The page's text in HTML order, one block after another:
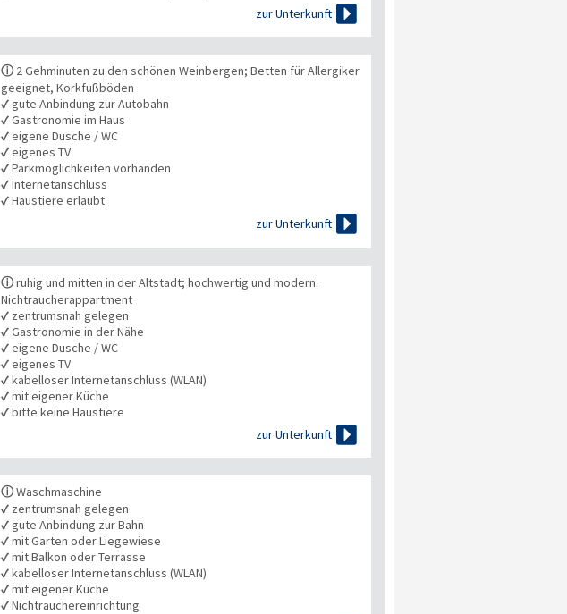
zur Unterkunft 
ⓘ 2 Gehminuten zu den schönen Weinbergen; Betten für Allergiker
geeignet, Korkfußböden
✓gute Anbindung zur Autobahn
✓Gastronomie im Haus
✓eigene Dusche / WC
✓eigenes TV
✓Parkmöglichkeiten vorhanden
✓Internetanschluss
✓Haustiere erlaubt
zur Unterkunft

ⓘruhig und mitten in der Altstadt; hochwertig und modern.
Nichtraucherappartment
✓ zentrumsnah gelegen
✓Gastronomie in der Nähe
✓eigene Dusche / WC
✓eigenes TV
✓kabelloser Internetanschluss (WLAN)
✓mit eigener Küche
✓bitte keine Haustiere
zur Unterkunft 
ⓘWaschmaschine
✓ zentrumsnah gelegen
✓gute Anbindung zur Bahn
✓mit Garten oder Liegewiese
✓mit Balkon oder Terrasse
✓kabelloser Internetanschluss (WLAN)
✓mit eigener Küche
✓Nichtrauchereinrichtung